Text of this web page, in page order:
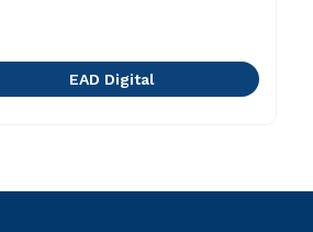
EAD Digital